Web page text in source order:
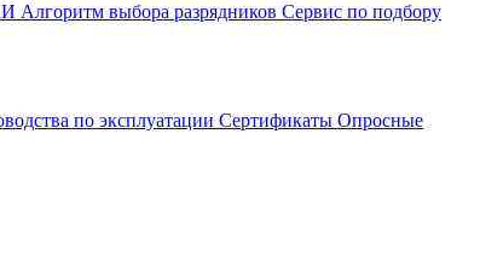
Алгоритм выбора разрядников Сервис по подбору
по эксплуатации Сертификаты Опросные